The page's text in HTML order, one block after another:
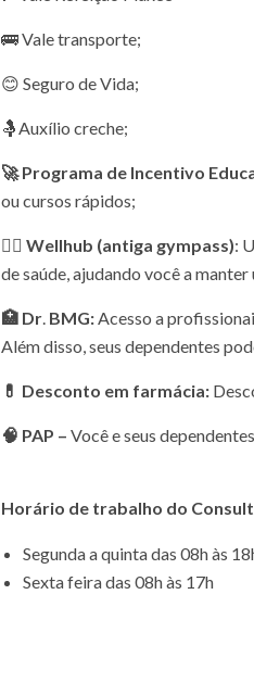
🚌 Vale transporte;
😊 Seguro de Vida;
🤱Auxílio creche;
🚀 Programa de Incentivo
ou cursos rápidos;
🏋️‍♀️ Wellhub (antiga gympass):
de saúde, ajudando você a
🏥 Dr. BMG:Acesso a
Além disso, seus dependentes
💊 Desconto em farmácia:
🧠 PAP – Você e seus
Horário de trabalho do
Segunda a quinta das 08h às
Sexta feira das 08h às 17h